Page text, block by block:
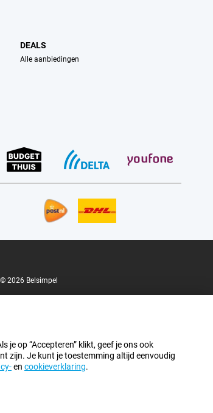
DEALS
Alle aanbiedingen
© 2026 Belsimpel
je op “Accepteren” klikt, geef je ons ook
zijn. Je kunt je toestemming altijd eenvoudig
en cookieverklaring.